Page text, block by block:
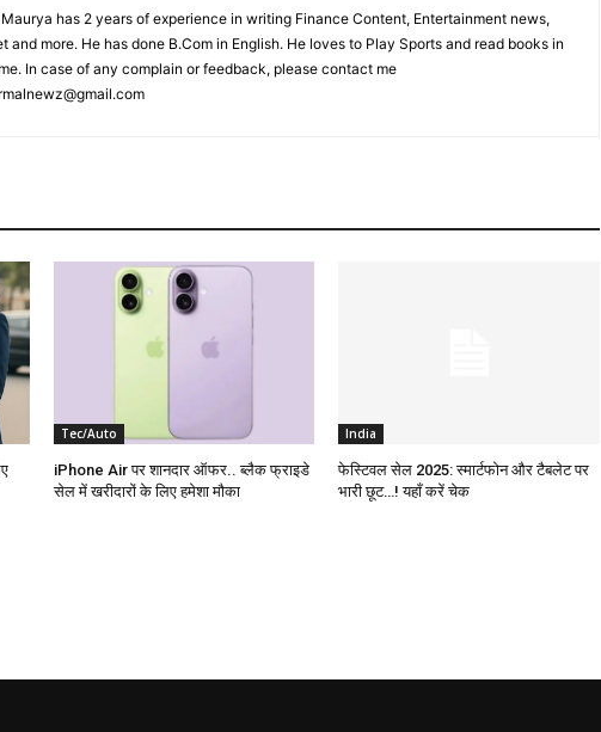
has 2 years of experience in writing Finance Content, Entertainment news,
and more. He has done B.Com in English. He loves to Play Sports and read books in
In case of any complain or feedback, please contact me
Tec/Auto
iPhone Air पर शानदार ऑफर.. ब्लैक फ्राइडे
सेल में खरीदारों के लिए हमेशा मौका
India
फेस्टिवल सेल 2025: स्मार्टफोन और टैबलेट पर
भारी छूट…! यहाँ करें चेक